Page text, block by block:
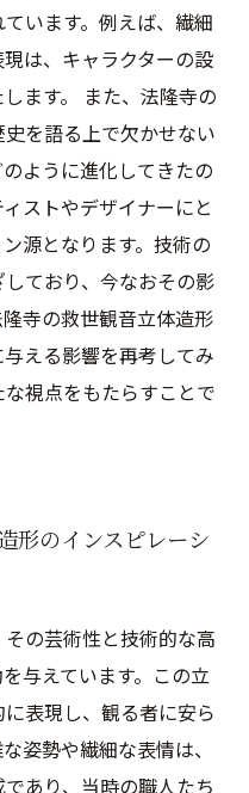
います。例えば、繊細
は、キャラクターの設
ます。 また、法隆寺の
を語る上で欠かせない
ように進化してきたの
ストやデザイナーにと
源となります。技術の
ており、今なおその影
寺の救世観音立体造形
える影響を再考してみ
視点をもたらすことで
形のインスピレーシ
の芸術性と技術的な高
与えています。この立
表現し、観る者に安ら
姿勢や繊細な表情は、
あり、当時の職人たち